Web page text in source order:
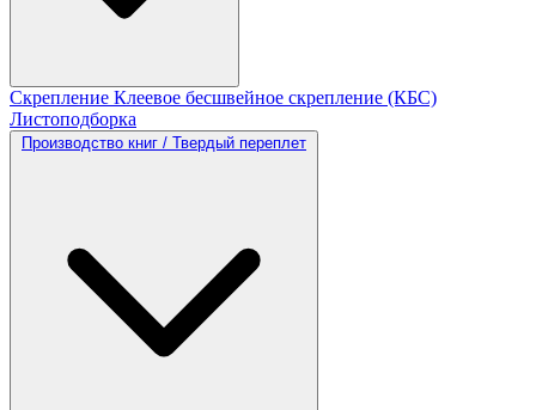
Скрепление Клеевое бесшвейное скрепление (КБС)
Листоподборка
Производство книг / Твердый переплет